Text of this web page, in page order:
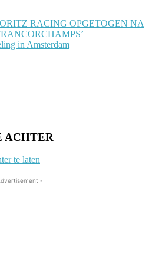
RACING OPGETOGEN NA
in Amsterdam
ACHTER
te laten
-